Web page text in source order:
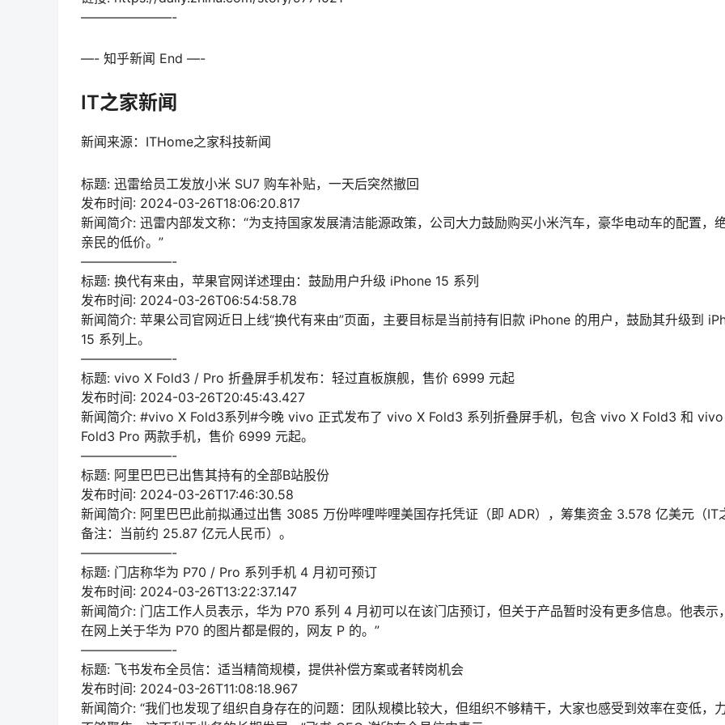
———————-
—- 知乎新闻 End —-
IT之家新闻
新闻来源：ITHome之家科技新闻
标题: 迅雷给员工发放小米 SU7 购车补贴，一天后突然撤回
发布时间: 2024-03-26T18:06:20.817
新闻简介: 迅雷内部发文称：“为支持国家发展清洁能源政策，公司大力鼓励购买小米汽车，豪华电动车的配置，
亲民的低价。”
———————-
标题: 换代有来由，苹果官网详述理由：鼓励用户升级 iPhone 15 系列
发布时间: 2024-03-26T06:54:58.78
新闻简介: 苹果公司官网近日上线“换代有来由”页面，主要目标是当前持有旧款 iPhone 的用户，鼓励其升级到
15 系列上。
———————-
标题: vivo X Fold3 / Pro 折叠屏手机发布：轻过直板旗舰，售价 6999 元起
发布时间: 2024-03-26T20:45:43.427
新闻简介: #vivo X Fold3系列#今晚 vivo 正式发布了 vivo X Fold3 系列折叠屏手机，包含 vivo X Fold3 和
Fold3 Pro 两款手机，售价 6999 元起。
———————-
标题: 阿里巴巴已出售其持有的全部B站股份
发布时间: 2024-03-26T17:46:30.58
新闻简介: 阿里巴巴此前拟通过出售 3085 万份哔哩哔哩美国存托凭证（即 ADR），筹集资金 3.578 亿美元（IT
备注：当前约 25.87 亿元人民币）。
———————-
标题: 门店称华为 P70 / Pro 系列手机 4 月初可预订
发布时间: 2024-03-26T13:22:37.147
新闻简介: 门店工作人员表示，华为 P70 系列 4 月初可以在该门店预订，但关于产品暂时没有更多信息。他表示
在网上关于华为 P70 的图片都是假的，网友 P 的。”
———————-
标题: 飞书发布全员信：适当精简规模，提供补偿方案或者转岗机会
发布时间: 2024-03-26T11:08:18.967
新闻简介: “我们也发现了组织自身存在的问题：团队规模比较大，但组织不够精干，大家也感受到效率在变低，